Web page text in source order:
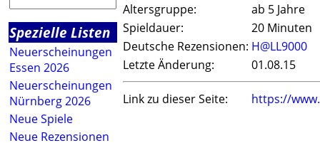
Spezielle Listen
Neuerscheinungen
Essen 2026
Neuerscheinungen
Nürnberg 2026
Neue Spiele
Neue Rezensionen
Altersgruppe:
ab 5 Jahre
Spieldauer:
20 Minuten
Deutsche Rezensionen: H@LL9000
Letzte Änderung:
01.08.15
Link zu dieser Seite: https://